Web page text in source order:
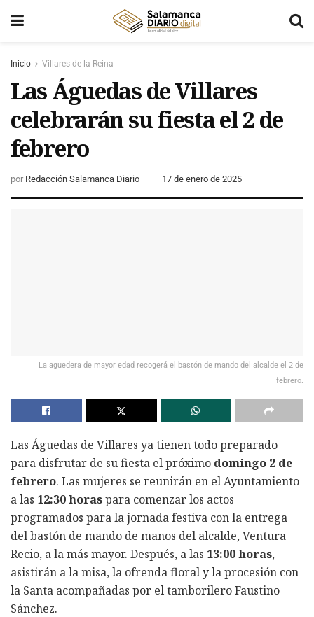
Inicio Villares de la Reina
Las Águedas de Villares
celebrarán su fiesta el 2 de
febrero
por Redacción Salamanca Diario 17 de enero de 2025
La aguedera de mayor edad recogerá el bastón de mando del alcalde el 2 de
febrero.
Las Águedas de Villares ya tienen todo preparado
para disfrutar de su fiesta el próximo domingo 2 de
febrero. Las mujeres se reunirán en el Ayuntamiento
a las 12:30 horaspara comenzar los actos
programados para la jornada festiva con la entrega
del bastón de mando de manos del alcalde, Ventura
Recio, a la más mayor. Después, a las 13:00 horas,
asistirán a la misa, la ofrenda floral y la procesión con
la Santa acompañadas por el tamborilero Faustino
Sánchez.